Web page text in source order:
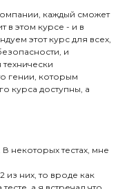
каждый сможет
в этом курсе - и в
этот курс для всех,
и
гении, которым
курса доступны, а
некоторых тестах, мне
из них, то вроде как